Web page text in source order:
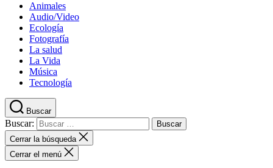
Animales
Audio/Video
Ecología
Fotografía
La salud
La Vida
Música
Tecnología
Buscar
Buscar:
Cerrar la búsqueda
Cerrar el menú